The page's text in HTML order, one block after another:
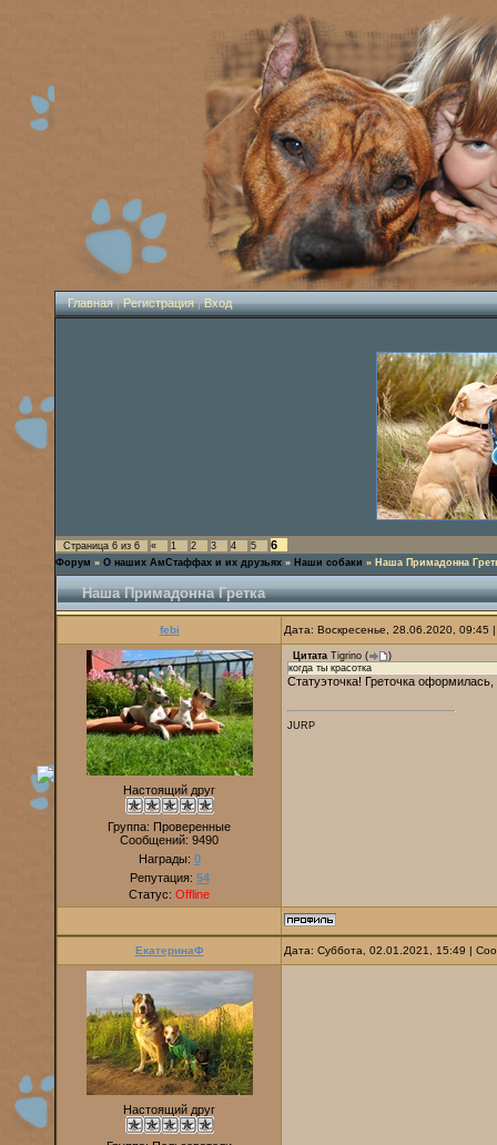
Главная|Регистрация|Вход
Страница 6 из 6 « 1 2 3 4 5 6
Форум » О наших АмСтаффах и их друзьях » Наши собаки » Наша Примадонна
Наша Примадонна Гретка
febi Дата: Воскресенье, 28.06.2020,
Настоящий друг
Группа: Проверенные
Сообщений: 9490
Награды: 0
Репутация: 54
Статус: Offline
Цитата Tigrino (
)
когда ты красотка
Статуэточка! Греточка
JURP
ЕкатеринаФ Дата: Суббота, 02.01.2021, 15:49 |
Настоящий друг